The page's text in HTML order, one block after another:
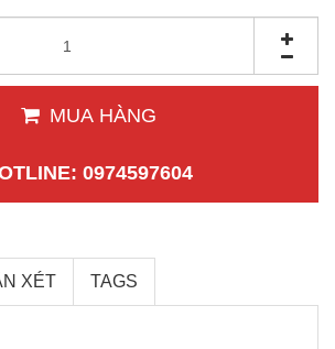
MUA HÀNG
0974597604
XÉT TAGS